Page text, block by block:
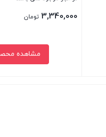
3,340,000 تومان
مشاهده